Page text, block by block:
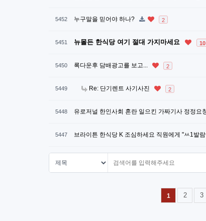
5452 누구말을 믿어야 하나? 2
5451 뉴몰든 한식당 여기 절대 가지마세요 10
5450 록다운후 담배광고를 보고... 2
5449 Re: 단기렌트 사기사진 2
5448 유로저널 한인사회 혼란 일으킨 가짜기사 정정요
5447 브라이튼 한식당 K 조심하세요 직원에게 "ㅆ1발
1 2 3